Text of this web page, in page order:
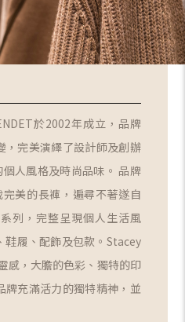
於2002年成立，品牌
，完美演繹了設計師及創辦
人風格及時尚品味。 品牌
美的長褲，遍尋不著遂自
列，完整呈現個人生活風
鞋履、配飾及包款。Stacey
感，大膽的色彩、獨特的印
牌充滿活力的獨特精神，並